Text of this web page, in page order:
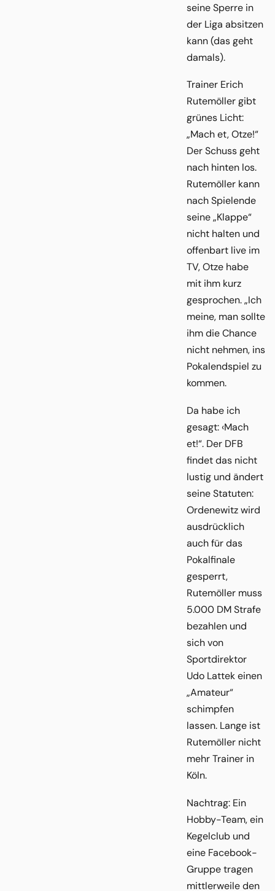
seine Sperre in
der Liga absitzen
kann (das geht
damals).
Trainer Erich
Rutemöller gibt
grünes Licht:
„Mach et, Otze!“
Der Schuss geht
nach hinten los.
Rutemöller kann
nach Spielende
seine „Klappe“
nicht halten und
offenbart live im
TV, Otze habe
mit ihm kurz
gesprochen. „Ich
meine, man sollte
ihm die Chance
nicht nehmen, ins
Pokalendspiel zu
kommen.
Da habe ich
gesagt: ‹Mach
et!“. Der DFB
findet das nicht
lustig und ändert
seine Statuten:
Ordenewitz wird
ausdrücklich
auch für das
Pokalfinale
gesperrt,
Rutemöller muss
5.000 DM Strafe
bezahlen und
sich von
Sportdirektor
Udo Lattek einen
„Amateur“
schimpfen
lassen. Lange ist
Rutemöller nicht
mehr Trainer in
Köln.
Nachtrag: Ein
Hobby-Team, ein
Kegelclub und
eine Facebook-
Gruppe tragen
mittlerweile den